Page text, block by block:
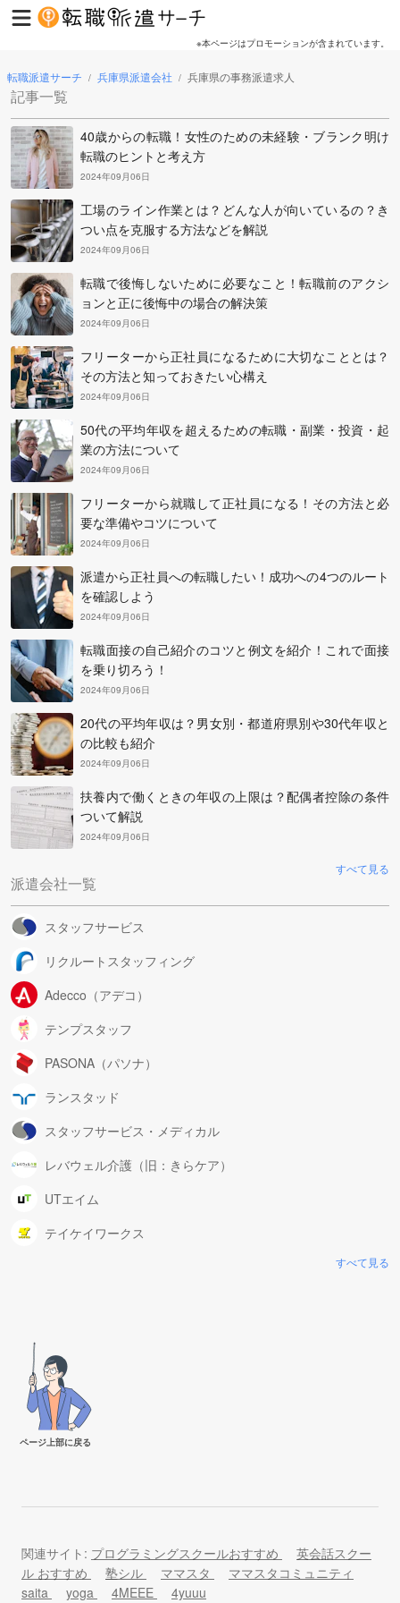
※本ページはプロモーションが含まれています。
転職派遣サーチ / 兵庫県派遣会社 / 兵庫県の事務派遣求人
記事一覧
40歳からの転職！女性のための未経験・ブランク明け
転職のヒントと考え方
2024年09月06日
工場のライン作業とは？どんな人が向いているの？き
つい点を克服する方法などを解説
2024年09月06日
転職で後悔しないために必要なこと！転職前のアクシ
ョンと正に後悔中の場合の解決策
2024年09月06日
フリーターから正社員になるために大切なこととは？
その方法と知っておきたい心構え
2024年09月06日
50代の平均年収を超えるための転職・副業・投資・起
業の方法について
2024年09月06日
フリーターから就職して正社員になる！その方法と必
要な準備やコツについて
2024年09月06日
派遣から正社員への転職したい！成功への4つのルート
を確認しよう
2024年09月06日
転職面接の自己紹介のコツと例文を紹介！これで面接
を乗り切ろう！
2024年09月06日
20代の平均年収は？男女別・都道府県別や30代年収と
の比較も紹介
2024年09月06日
扶養内で働くときの年収の上限は？配偶者控除の条件
ついて解説
2024年09月06日
すべて見る
派遣会社一覧
スタッフサービス
リクルートスタッフィング
Adecco（アデコ）
テンプスタッフ
PASONA（パソナ）
ランスタッド
スタッフサービス・メディカル
レバウェル介護（旧：きらケア）
UTエイム
テイケイワークス
すべて見る
ページ上部に戻る
関連サイト: プログラミングスクールおすすめ
英会話スクー
ル おすすめ
塾シル ママスタ
ママスタコミュニティ
saita
yoga 4MEEE 4yuuu